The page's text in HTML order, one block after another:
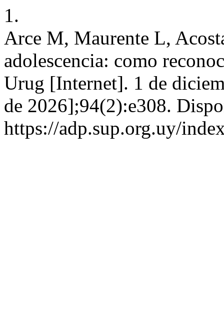
1.
Arce M, Maurente L,
adolescencia: como
Urug [Internet]. 1 de
de 2026];94(2):e308.
https://adp.sup.org.uy/